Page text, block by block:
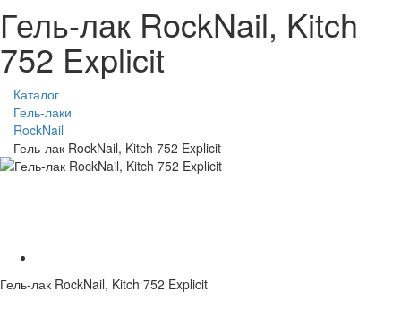
Гель-лак RockNail, Kitch
752 Explicit
Каталог
Гель-лаки
RockNail
Гель-лак RockNail, Kitch 752 Explicit
Гель-лак RockNail, Kitch 752 Explicit